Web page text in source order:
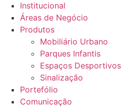
Institucional
Áreas de Negócio
Produtos
Mobiliário Urbano
Parques Infantis
Espaços Desportivos
Sinalização
Portefólio
Comunicação